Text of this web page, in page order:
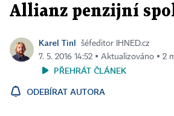
Allianz penzijní
Karel Tinl
šéfeditor IHNED.cz
7. 5. 2016 14:52 ▪ Aktualizováno ▪ 2
PŘEHRÁT ČLÁNEK
ODEBÍRAT AUTORA